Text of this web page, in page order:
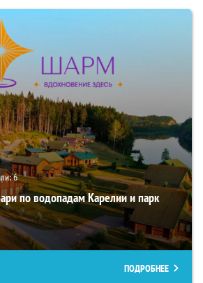
6
по водопадам Карелии и парк
ПОДРОБНЕЕ